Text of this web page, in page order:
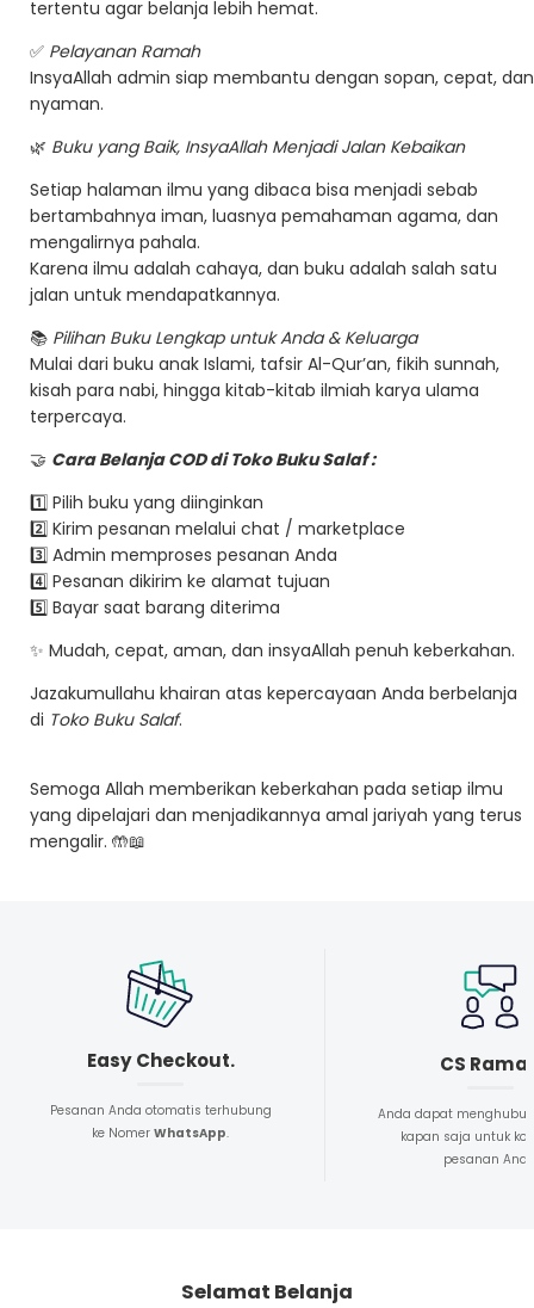
tertentu agar belanja lebih hemat.
✅ Pelayanan Ramah
InsyaAllah admin siap membantu dengan sopan, cepat, dan
nyaman.
🌿 Buku yang Baik, InsyaAllah Menjadi Jalan Kebaikan
Setiap halaman ilmu yang dibaca bisa menjadi sebab
bertambahnya iman, luasnya pemahaman agama, dan
mengalirnya pahala.
Karena ilmu adalah cahaya, dan buku adalah salah satu
jalan untuk mendapatkannya.
📚 Pilihan Buku Lengkap untuk Anda & Keluarga
Mulai dari buku anak Islami, tafsir Al-Qur’an, fikih sunnah,
kisah para nabi, hingga kitab-kitab ilmiah karya ulama
terpercaya.
🤝 Cara Belanja COD di Toko Buku Salaf :
1️⃣ Pilih buku yang diinginkan
2️⃣ Kirim pesanan melalui chat / marketplace
3️⃣ Admin memproses pesanan Anda
4️⃣ Pesanan dikirim ke alamat tujuan
5️⃣ Bayar saat barang diterima
✨ Mudah, cepat, aman, dan insyaAllah penuh keberkahan.
Jazakumullahu khairan atas kepercayaan Anda berbelanja
di Toko Buku Salaf.
Semoga Allah memberikan keberkahan pada setiap ilmu
yang dipelajari dan menjadikannya amal jariyah yang terus
mengalir. 🤲📖
Easy Checkout.
Pesanan Anda otomatis terhubung
ke NomerWhatsApp.
CS
Anda dapat
kapan saja untuk
pesanan
Selamat Belanja